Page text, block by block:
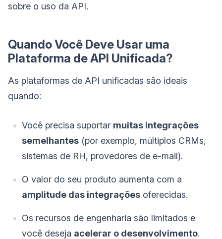
sobre o uso da API.
Quando Você Deve Usar uma
Plataforma de API Unificada?
As plataformas de API unificadas são ideais
quando:
Você precisa suportar muitas integrações
semelhantes (por exemplo, múltiplos CRMs,
sistemas de RH, provedores de e-mail).
O valor do seu produto aumenta com a
amplitude das integrações oferecidas.
Os recursos de engenharia são limitados e
você deseja acelerar o desenvolvimento.